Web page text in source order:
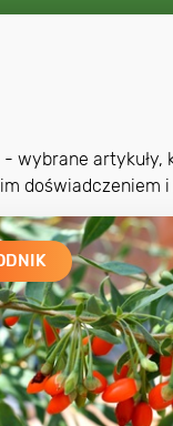
wybrane artykuły,
doświadczeniem